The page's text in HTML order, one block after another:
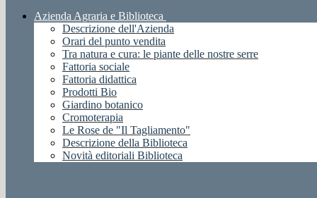
Azienda Agraria e Biblioteca
Descrizione dell'Azienda
Orari del punto vendita
Tra natura e cura: le piante delle nostre serre
Fattoria sociale
Fattoria didattica
Prodotti Bio
Giardino botanico
Cromoterapia
Le Rose de "Il Tagliamento"
Descrizione della Biblioteca
Novità editoriali Biblioteca